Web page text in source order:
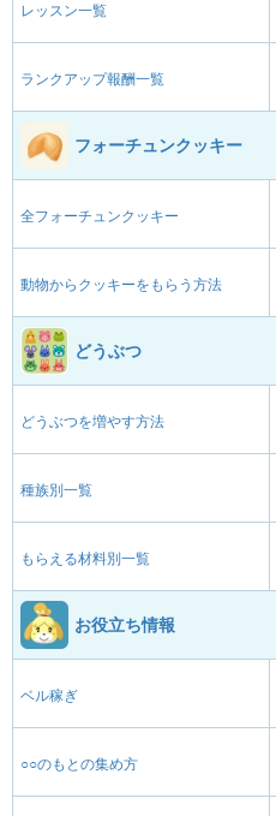
レッスン一覧
ランクアップ報酬一覧
フォーチュンクッキー
全フォーチュンクッキー
動物からクッキーをもらう方法
どうぶつ
どうぶつを増やす方法
種族別一覧
もらえる材料別一覧
お役立ち情報
ベル稼ぎ
○○のもとの集め方